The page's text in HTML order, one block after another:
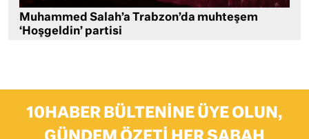
Muhammed Salah’a Trabzon’da muhteşem
‘Hoşgeldin’ partisi
10HABER BÜLTENINE ÜYE OLUN,